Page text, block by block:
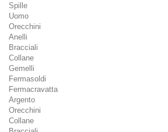
Spille
Uomo
Orecchini
Anelli
Bracciali
Collane
Gemelli
Fermasoldi
Fermacravatta
Argento
Orecchini
Collane